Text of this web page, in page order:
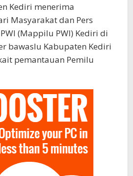
Kediri menerima
Masyarakat dan Pers
(Mappilu PWI) Kediri di
bawaslu Kabupaten Kediri
pemantauan Pemilu